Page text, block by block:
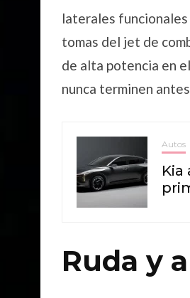
laterales
tomas del jet de
de alta potencia en
nunca terminen
Autos
Kia
Ruda y